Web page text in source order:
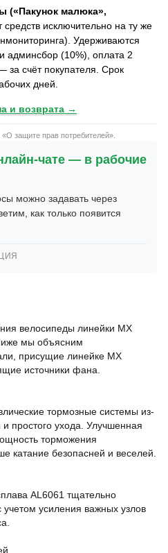
(«Пакунок малюка»,
средств исключительно на ту же
Удерживаются
админсбор (10%), оплата 2
за счёт покупателя. Срок
дней.
и возврата →
защите прав потребителей».
чате — в рабочие
можно задавать через
как только появится
велосипеды линейки MX
мы объясним
присущие линейке MX
источники фана.
тормозные системы из-
простого ухода. Улучшенная
торможения
катание безопасней и веселей.
AL6061 тщательно
учетом усиления важных узлов